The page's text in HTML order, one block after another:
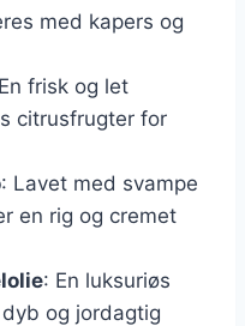
med kapers og
frisk og let
citrusfrugter for
: Lavet med svampe
en rig og cremet
: En luksuriøs
og jordagtig